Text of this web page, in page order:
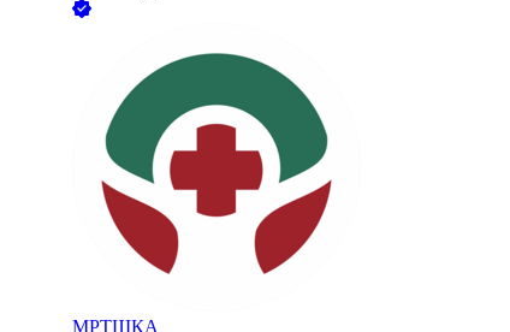
МРТШКА